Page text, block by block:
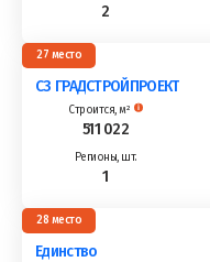
2
27
СЗ ГРАДСТРОЙПРОЕКТ
511 022
1
28
Единство